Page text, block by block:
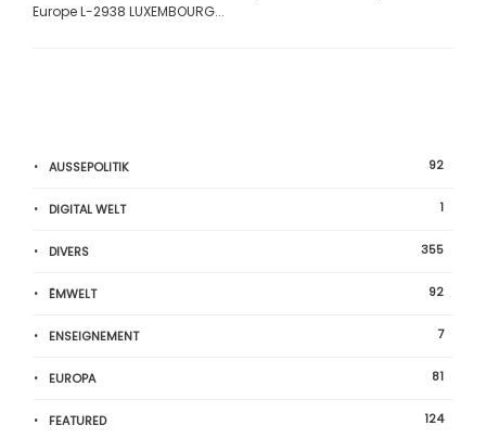
Europe L-2938 LUXEMBOURG...
AUSSEPOLITIK 92
DIGITAL WELT 1
DIVERS 355
ËMWELT 92
ENSEIGNEMENT 7
EUROPA 81
FEATURED 124